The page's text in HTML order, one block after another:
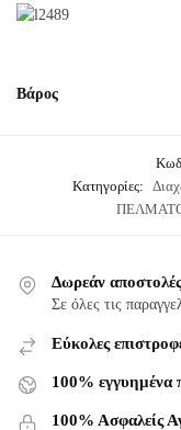
Βάρος
Κατηγορίες:
Δωρεάν αποστολές
Σε όλες τις
Εύκολες
100% εγγυημένα
100% Ασφαλείς